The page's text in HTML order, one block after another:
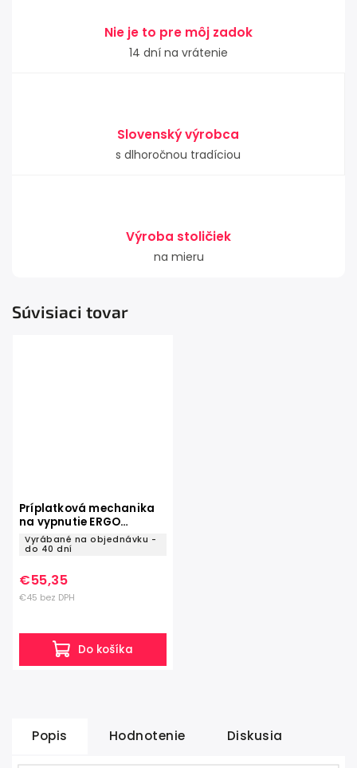
Nie je to pre môj zadok
14 dní na vrátenie
Slovenský výrobca
s dlhoročnou tradíciou
Výroba stoličiek
na mieru
Súvisiaci tovar
Príplatková mechanika
na vypnutie ERGO
BALANCE pre stoličky
ROVO
Vyrábané na objednávku -
do 40 dní
€45 bez DPH
€55,35
Do košíka
Popis Hodnotenie Diskusia